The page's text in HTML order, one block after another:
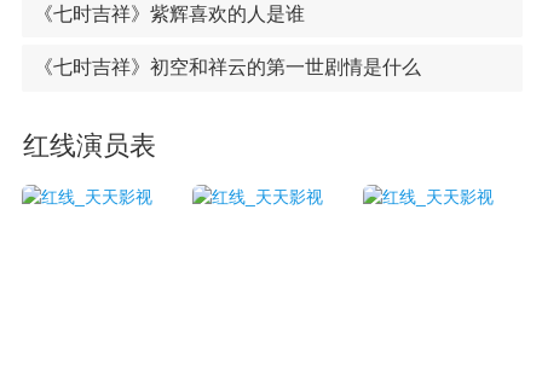
《七时吉祥》紫辉喜欢的人是谁
《七时吉祥》初空和祥云的第一世剧情是什么
红线演员表